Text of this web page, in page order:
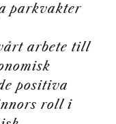
parkvakter
arbete till
positiva
roll i